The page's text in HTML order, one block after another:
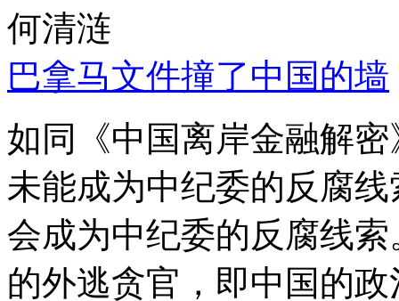
何清涟
巴拿马文件撞了中国的墙
如同《中国离岸金融解
未能成为中纪委的反腐
会成为中纪委的反腐线
的外逃贪官，即中国的